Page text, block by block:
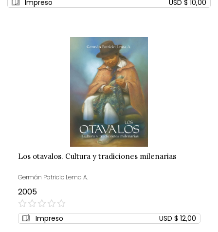
Impreso USD $ 10,00
Los otavalos. Cultura y tradiciones milenarias
Germán Patricio Lema A.
2005
0%
Impreso USD $ 12,00